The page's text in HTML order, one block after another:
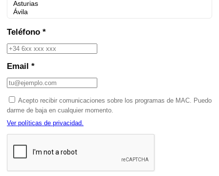
Teléfono *
Email *
Acepto recibir comunicaciones sobre los programas de MAC. Puedo
darme de baja en cualquier momento.
Ver políticas de privacidad.